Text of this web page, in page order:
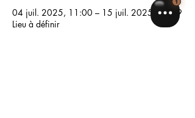
04 juil. 2025, 11:00 – 15 juil. 2025, 23:59
Lieu à définir